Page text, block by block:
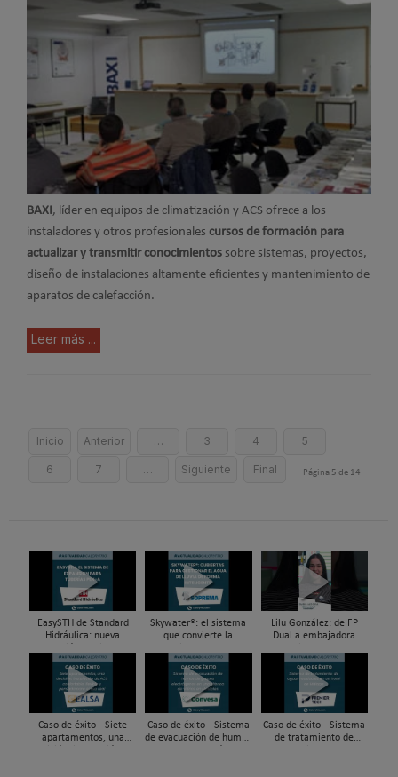
BAXI, líder en equipos de climatización y ACS ofrece a los
instaladores y otros profesionales cursos de formación para
actualizar y transmitir conocimientos sobre sistemas, proyectos,
diseño de instalaciones altamente eficientes y mantenimiento de
aparatos de calefacción.
Leer más ...
Inicio Anterior … 3 4 5
6 7 … Siguiente Final Página 5 de 14
EasySTH de Standard
Hidráulica: nueva
de expansión para
tuberías PEX
Skywater®: el sistema
que convierte la
infraestructura activa de
gestión del agua...
Lilu González: de FP
Dual a embajadora
| Mecatrónica Industrial
Caso de éxito - Siete
apartamentos, una
Caso de éxito - Sistema
de evacuación de humos
Caso de éxito - Sistema
de tratamiento de